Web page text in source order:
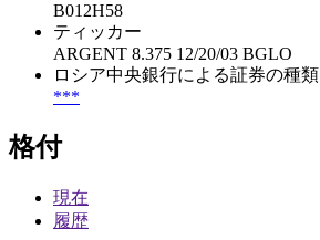
B012H58
ティッカー
ARGENT 8.375 12/20/03 BGLO
ロシア中央銀行による証券の種類
***
格付
現在
履歴